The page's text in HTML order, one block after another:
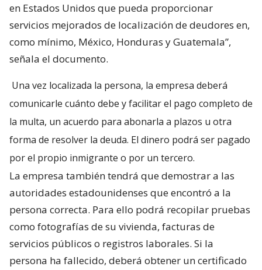
en Estados Unidos que pueda proporcionar
servicios mejorados de localización de deudores en,
como mínimo, México, Honduras y Guatemala”,
señala el documento.
Una vez localizada la persona, la empresa deberá
comunicarle cuánto debe y facilitar el pago completo de
la multa, un acuerdo para abonarla a plazos u otra
forma de resolver la deuda. El dinero podrá ser pagado
por el propio inmigrante o por un tercero.
La empresa también tendrá que demostrar a las
autoridades estadounidenses que encontró a la
persona correcta. Para ello podrá recopilar pruebas
como fotografías de su vivienda, facturas de
servicios públicos o registros laborales. Si la
persona ha fallecido, deberá obtener un certificado